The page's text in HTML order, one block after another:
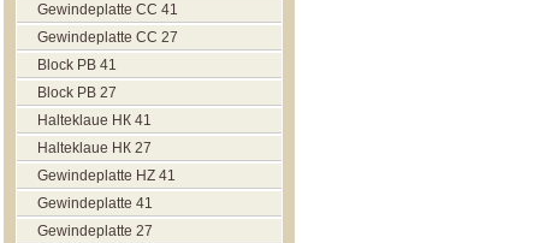
Gewindeplatte CC 41
Gewindeplatte CC 27
Block РВ 41
Block РВ 27
Halteklaue НК 41
Halteklaue НК 27
Gewindeplatte HZ 41
Gewindeplatte 41
Gewindeplatte 27